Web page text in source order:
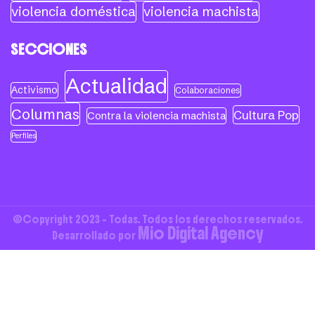
violencia doméstica violencia machista
SECCIONES
Activismo Actualidad Colaboraciones
Columnas Contra la violencia machista Cultura Pop
Perfiles
©Copyright 2023 - Todas. Todos los derechos reservados.
Desarrollado por Mio Digital Agency